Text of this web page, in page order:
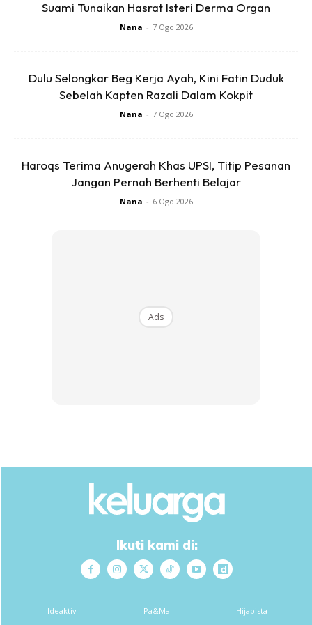
#1: Basuh bersih agar-agar bertali dan ketepikan.Didihkan
dan kacau sebati hingga larut. Barulah tambahkan
gula,daun pandan, perasa pandan, pewarna hijau, santan
pekat .Masak hingga bahan sebati.
Anda mungkin berminat dengan
Suami Tunaikan Hasrat Isteri Derma Organ
Nana - 7 Ogo 2026
Dulu Selongkar Beg Kerja Ayah, Kini Fatin Duduk
Sebelah Kapten Razali Dalam Kokpit
Nana - 7 Ogo 2026
Haroqs Terima Anugerah Khas UPSI, Titip Pesanan
Jangan Pernah Berhenti Belajar
Nana - 6 Ogo 2026
Ads
Ikuti kami di:
Ideaktiv Pa&Ma Hijabista